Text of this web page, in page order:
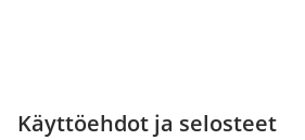
Käyttöehdot ja selosteet